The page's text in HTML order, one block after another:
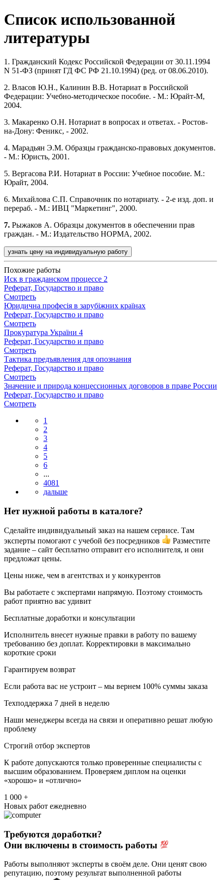
Список использованной
литературы
1. Гражданский Кодекс Российской Федерации от 30.11.1994
N 51-ФЗ (принят ГД ФС РФ 21.10.1994) (ред. от 08.06.2010).
2. Власов Ю.Н., Калинин В.В. Нотариат в Российской
Федерации: Учебно-методическое пособие. - М.: Юрайт-М,
2004.
3. Макаренко О.Н. Нотариат в вопросах и ответах. - Ростов-
на-Дону: Феникс, - 2002.
4. Марадьян Э.М. Образцы гражданско-правовых документов.
- М.: Юристь, 2001.
5. Вергасова Р.И. Нотариат в России: Учебное пособие. М.:
Юрайт, 2004.
6. Михайлова С.П. Справочник по нотариату. - 2-е изд. доп. и
перераб. - М.: ИВЦ "Маркетинг", 2000.
7. Рыжаков А. Образцы документов в обеспечении прав
граждан. - М.: Издательство НОРМА, 2002.
узнать цену на индивидуальную работу
Похожие работы
Иск в гражданском процессе 2
Реферат, Государство и право
Смотреть
Юридична професія в зарубіжних країнах
Реферат, Государство и право
Смотреть
Прокуратура України 4
Реферат, Государство и право
Смотреть
Тактика предъявления для опознания
Реферат, Государство и право
Смотреть
Значение и природа концессионных договоров в праве России
Реферат, Государство и право
Смотреть
1
2
3
4
5
6
...
4081
Нет нужной работы в каталоге?
Сделайте индивидуальный заказ на нашем сервисе. Там
эксперты помогают с учебой без посредников
Разместите
задание – сайт бесплатно отправит его исполнителя, и они
предложат цены.
Цены ниже, чем в агентствах и у конкурентов
Вы работаете с экспертами напрямую. Поэтому стоимость
работ приятно вас удивит
Бесплатные доработки и консультации
Исполнитель внесет нужные правки в работу по вашему
требованию без доплат. Корректировки в максимально
короткие сроки
Гарантируем возврат
Если работа вас не устроит – мы вернем 100% суммы заказа
Техподдержка 7 дней в неделю
Наши менеджеры всегда на связи и оперативно решат любую
проблему
Строгий отбор экспертов
К работе допускаются только проверенные специалисты с
высшим образованием. Проверяем диплом на оценки
«хорошо» и «отлично»
1 000 +
Новых работ ежедневно
Требуются доработки?
Они включены в стоимость работы
Работы выполняют эксперты в своём деле. Они ценят свою
репутацию, поэтому результат выполненной работы